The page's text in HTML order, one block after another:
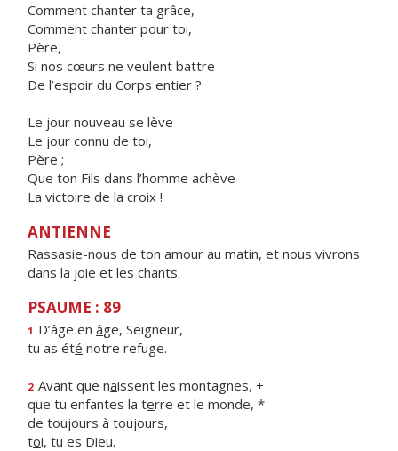
Comment chanter ta grâce,
Comment chanter pour toi,
Père,
Si nos cœurs ne veulent battre
De l’espoir du Corps entier ?
Le jour nouveau se lève
Le jour connu de toi,
Père ;
Que ton Fils dans l’homme achève
La victoire de la croix !
ANTIENNE
Rassasie-nous de ton amour au matin, et nous vivrons
dans la joie et les chants.
PSAUME : 89
1 D’âge en âge, Seigneur,
tu as été notre refuge.
2 Avant que naissent les montagnes, +
que tu enfantes la terre et le monde, *
de toujours à toujours,
toi, tu es Dieu.